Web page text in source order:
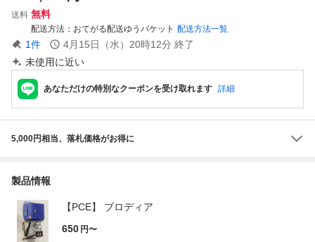
送料 無料
配送方法 おてがる配送ゆうパケット 配送方法一覧
1件 4月15日（水）20時12分 終了
未使用に近い
あなただけの特別なクーポンを受け取れます 詳細
5,000円相当、落札価格がお得に
製品情報
【PCE】 ブロディア
650 円〜